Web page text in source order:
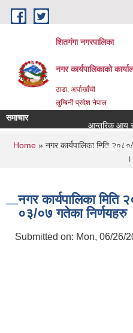
Skip to main content
शितगंगा नगरपालिका
नगर कार्यपालिकाकाे
ठाडा, अर्घाखाँची
लुम्बिनी प्रदेश नेपाल
समाचार
आन्तरिक आय
रिक्त पदमा
You are here
Home » नगर कार्यपालिका मिति
नगर कार्यपालिका
०३/०७ गतेका
Submitted on: Mon, 06/26/